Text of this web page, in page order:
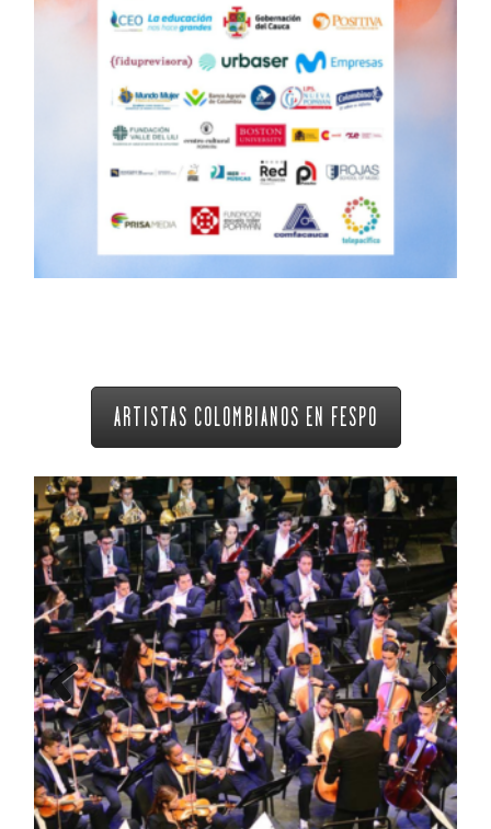
ARTISTAS COLOMBIANOS EN FESPO
Previous Next